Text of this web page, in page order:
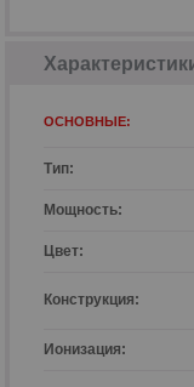
ОСНОВНЫЕ:
Тип:
Мощность:
Цвет:
Конструкция:
Ионизация: